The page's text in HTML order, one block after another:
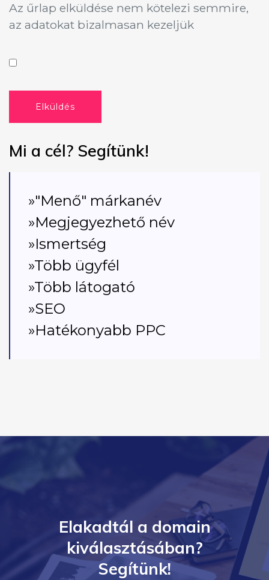
Az űrlap elküldése nem kötelezi semmire,
az adatokat bizalmasan kezeljük
Elküldés
Mi a cél? Segítünk!
»"Menő" márkanév
»Megjegyezhető név
»Ismertség
»Több ügyfél
»Több látogató
»SEO
»Hatékonyabb PPC
Elakadtál a domain
kiválasztásában?
Segítünk!